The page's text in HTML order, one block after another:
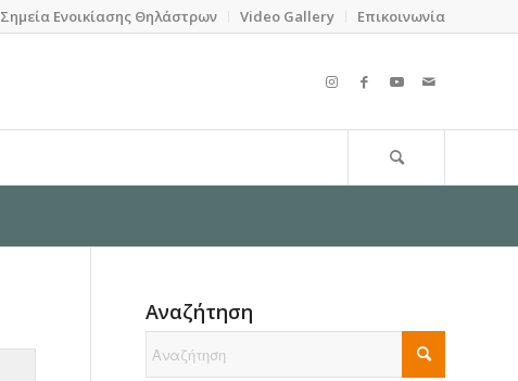
Σημεία Ενοικίασης Θηλάστρων Video Gallery Επικοινωνία
Αναζήτηση